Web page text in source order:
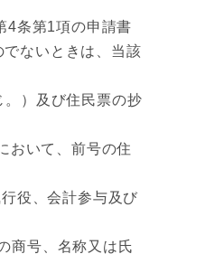
4条第1項の申請書
ないときは、当該
）及び住民票の抄
おいて、前号の住
役、会計参与及び
商号、名称又は氏